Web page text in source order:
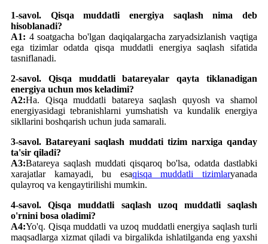
1-savol. Qisqa muddatli energiya saqlash nima deb
hisoblanadi?
A1: 4 soatgacha bo'lgan daqiqalargacha zaryadsizlanish vaqtiga
ega tizimlar odatda qisqa muddatli energiya saqlash sifatida
tasniflanadi.
2-savol. Qisqa muddatli batareyalar qayta tiklanadigan
energiya uchun mos keladimi?
A2:Ha. Qisqa muddatli batareya saqlash quyosh va shamol
energiyasidagi tebranishlarni yumshatish va kundalik energiya
sikllarini boshqarish uchun juda samarali.
3-savol. Batareyani saqlash muddati tizim narxiga qanday
ta'sir qiladi?
A3:Batareya saqlash muddati qisqaroq bo'lsa, odatda dastlabki
xarajatlar kamayadi, bu esaqisqa muddatli tizimlaryanada
qulayroq va kengaytirilishi mumkin.
4-savol. Qisqa muddatli saqlash uzoq muddatli saqlash
o'rnini bosa oladimi?
A4:Yo'q. Qisqa muddatli va uzoq muddatli energiya saqlash turli
maqsadlarga xizmat qiladi va birgalikda ishlatilganda eng yaxshi